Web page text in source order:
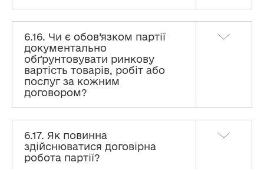
6.16. Чи є обов’язком партії
документально
обґрунтовувати ринкову
вартість товарів, робіт або
послуг за кожним
договором?
6.17. Як повинна
здійснюватися договірна
робота партії?